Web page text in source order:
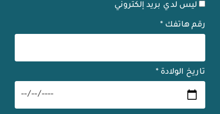
ليس لدي بريد إلكتروني
رقم هاتفك *
تاريخ الولادة *